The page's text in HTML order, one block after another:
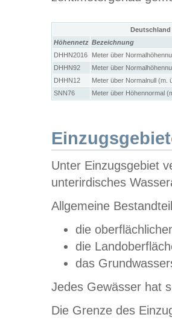
Höhennetz Bezeichnung
DHHN2016
Meter über
DHHN92
Meter über
DHHN12
Meter über Normalnull (m.
SNN76
Meter über Höhennormal
Unter Einzugsgebiet
unterirdisches
Allgemeine
die
die
das
Jedes Gewässer hat
Die Grenze des